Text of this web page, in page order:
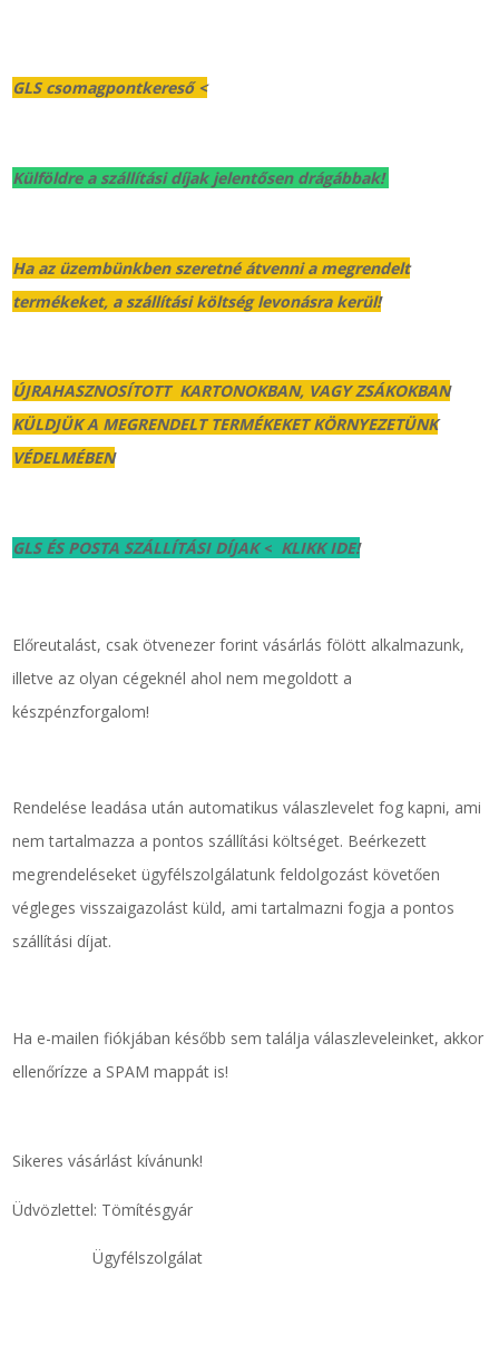
GLS csomagpontkereső <
Külföldre a szállítási díjak jelentősen drágábbak!
Ha az üzembünkben szeretné átvenni a megrendelt
termékeket, a szállítási költség levonásra kerül!
ÚJRAHASZNOSÍTOTT KARTONOKBAN, VAGY ZSÁKOKBAN
KÜLDJÜK A MEGRENDELT TERMÉKEKET KÖRNYEZETÜNK
VÉDELMÉBEN
GLS ÉS POSTA SZÁLLÍTÁSI DÍJAK < KLIKK IDE!
Előreutalást, csak ötvenezer forint vásárlás fölött alkalmazunk,
illetve az olyan cégeknél ahol nem megoldott a
készpénzforgalom!
Rendelése leadása után automatikus válaszlevelet fog kapni, ami
nem tartalmazza a pontos szállítási költséget. Beérkezett
megrendeléseket ügyfélszolgálatunk feldolgozást követően
végleges visszaigazolást küld, ami tartalmazni fogja a pontos
szállítási díjat.
Ha e-mailen fiókjában később sem találja válaszleveleinket, akkor
ellenőrízze a SPAM mappát is!
Sikeres vásárlást kívánunk!
Üdvözlettel: Tömítésgyár
Ügyfélszolgálat